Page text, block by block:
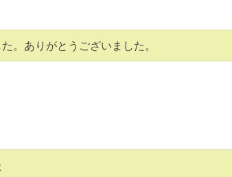
。ありがとうございました。